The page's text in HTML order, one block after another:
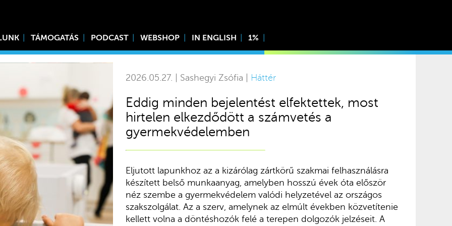
TÁMOGATÁS PODCAST WEBSHOP IN ENGLISH 1%
2026.05.27. | Sashegyi Zsófia | Háttér
Eddig minden bejelentést elfektettek, most
hirtelen elkezdődött a számvetés a
gyermekvédelemben
Eljutott lapunkhoz az a kizárólag zártkörű szakmai felhasználásra
készített belső munkaanyag, amelyben hosszú évek óta először
néz szembe a gyermekvédelem valódi helyzetével az országos
szakszolgálat. Az a szerv, amelynek az elmúlt években közvetítenie
kellett volna a döntéshozók felé a terepen dolgozók jelzéseit. A